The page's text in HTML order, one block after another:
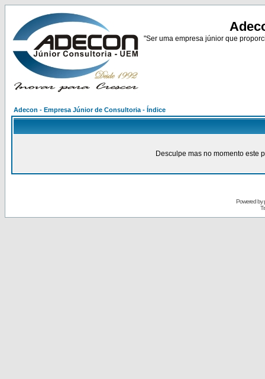
"Ser uma empresa júnior que
Adecon - Empresa Júnior de Consultoria - Índice
Desculpe mas no momento este
Powered by